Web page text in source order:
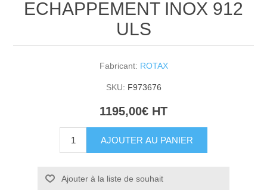
ECHAPPEMENT INOX 912
ULS
Fabricant: ROTAX
SKU: F973676
1195,00€ HT
AJOUTER AU PANIER
Ajouter à la liste de souhait